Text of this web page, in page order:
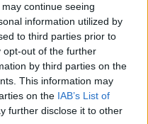
continue seeing
information utilized by
to third parties prior to
opt-out of the further
by third parties on the
This information may
on the IAB’s List of
further disclose it to other
dátum - ekkor
Apple az új
Arena
18 Pro modellek
iPhone Ultra is
szóló
a rajtot.